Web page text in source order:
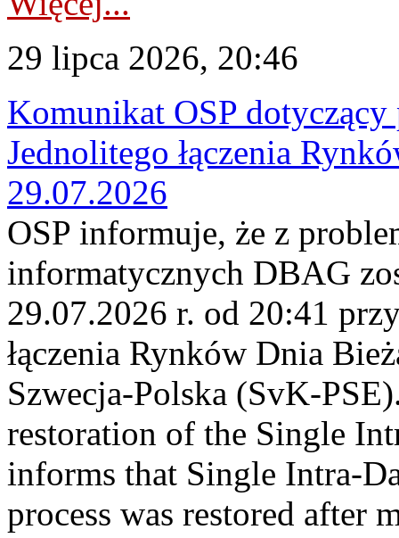
29 lipca 2026, 20:46
Komunikat OSP
Jednolitego łączenia
29.07.2026
OSP informuje, że z
informatycznych DBAG
29.07.2026 r. od 20:41
łączenia Rynków Dnia
Szwecja-Polska (SvK-
restoration of the Single
informs that Single Intra-
process was restored after